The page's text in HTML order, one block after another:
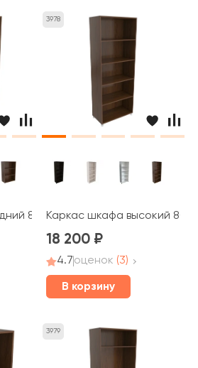
80x40x125 Blackwood, Belfast
3978
Каркас шкафа высокий
18 200
4.7оценок (3)
В корзину
3979